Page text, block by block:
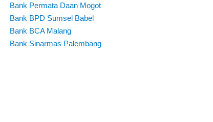
Bank Permata Daan Mogot
Bank BPD Sumsel Babel
Bank BCA Malang
Bank Sinarmas Palembang